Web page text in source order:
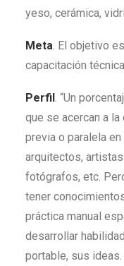
yeso, cerámica,
Meta. El objetivo
capacitación
Perfil. “Un
que se acercan a
previa o paralela
arquitectos,
fotógrafos, etc.
tener
práctica manual
desarrollar
portable, sus